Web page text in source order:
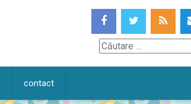
Căutare
contact